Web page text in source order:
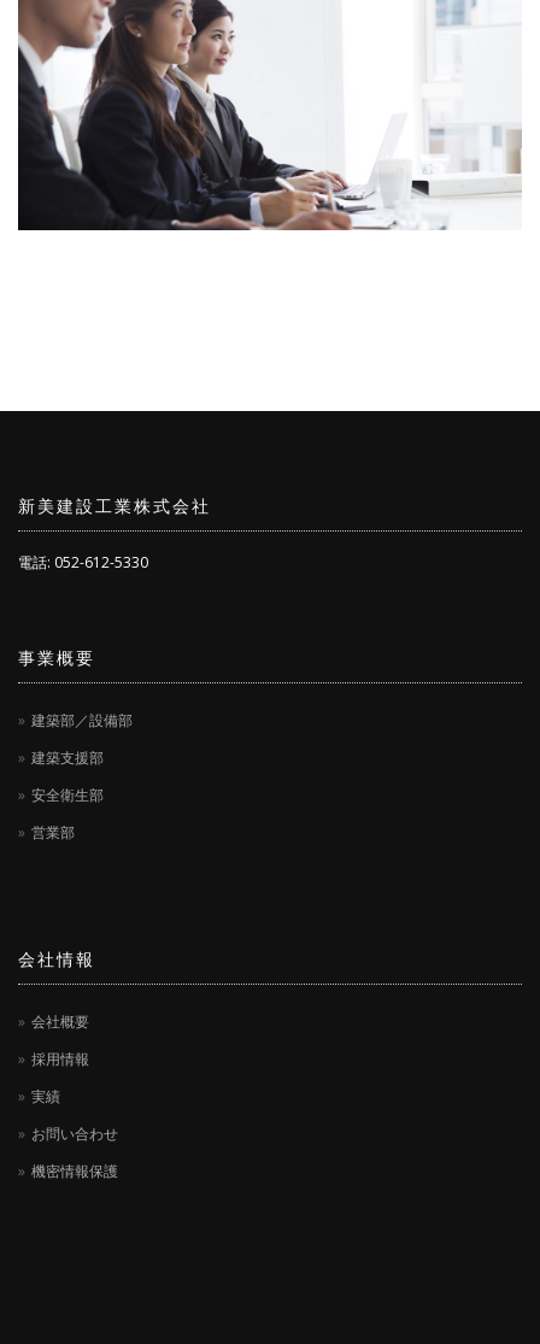
新美建設工業株式会社
電話: 052-612-5330
事業概要
建築部／設備部
建築支援部
安全衛生部
営業部
会社情報
会社概要
採用情報
実績
お問い合わせ
機密情報保護